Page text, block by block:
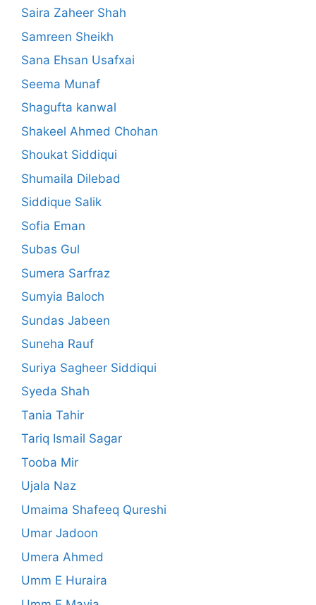
Saira Zaheer Shah
Samreen Sheikh
Sana Ehsan Usafxai
Seema Munaf
Shagufta kanwal
Shakeel Ahmed Chohan
Shoukat Siddiqui
Shumaila Dilebad
Siddique Salik
Sofia Eman
Subas Gul
Sumera Sarfraz
Sumyia Baloch
Sundas Jabeen
Suneha Rauf
Suriya Sagheer Siddiqui
Syeda Shah
Tania Tahir
Tariq Ismail Sagar
Tooba Mir
Ujala Naz
Umaima Shafeeq Qureshi
Umar Jadoon
Umera Ahmed
Umm E Huraira